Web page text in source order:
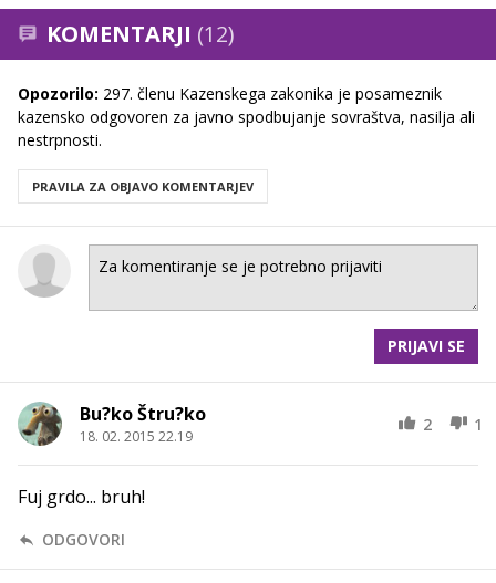
KOMENTARJI (12)
Opozorilo: 297. členu Kazenskega zakonika je posameznik
kazensko odgovoren za javno spodbujanje sovraštva, nasilja ali
nestrpnosti.
PRAVILA ZA OBJAVO KOMENTARJEV
PRIJAVI SE
Bu?ko Štru?ko
18. 02. 2015 22.19
2 1
Fuj grdo... bruh!
ODGOVORI